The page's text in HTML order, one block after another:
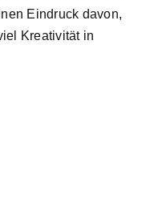
Eindruck davon,
Kreativität in